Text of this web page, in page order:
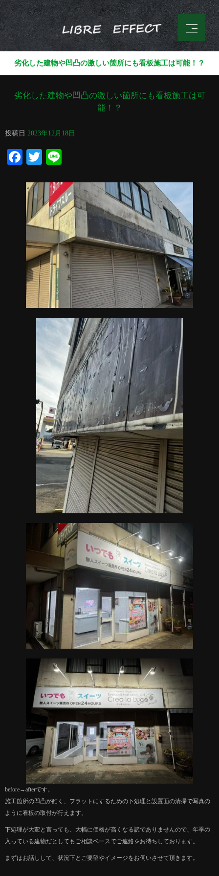
劣化した建物や凹凸の激しい箇所にも看板施工は可能！？
劣化した建物や凹凸の激しい箇所にも看板施工は可
能！？
投稿日 2023年12月18日
Facebook
Twitter
before→afterです。
施工箇所の凹凸が酷く、フラットにするための下処理と設置面の清掃で写真の
ように看板の取付が行えます。
下処理が大変と言っても、大幅に価格が高くなる訳でありませんので、年季の
入っている建物だとしてもご相談ベースでご連絡をお待ちしております。
まずはお話しして、状況下とご要望やイメージをお伺いさせて頂きます。